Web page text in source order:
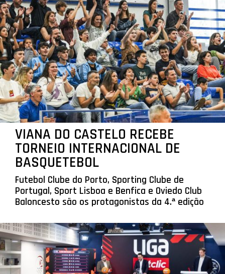
VIANA DO CASTELO RECEBE
TORNEIO INTERNACIONAL DE
BASQUETEBOL
Futebol Clube do Porto, Sporting Clube de
Portugal, Sport Lisboa e Benfica e Oviedo Club
Baloncesto são os protagonistas da 4.ª edição